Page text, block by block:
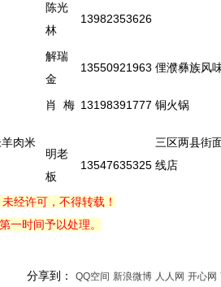
陈光
林
13982353626
解瑞
金
13550921963 俚濮彝族风
肖 梅 13198391777 铜火锅
肉米
明老
板
13547635325
三区两县街
线店
经许可，不得转载！
一时间予以处理。
分享到： QQ空间 新浪微博 人人网 开心网